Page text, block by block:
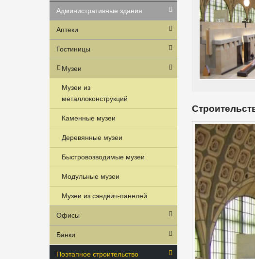
Административные здания
Аптеки
Гостиницы
Музеи
Музеи из
металлоконструкций
Каменные музеи
Деревянные музеи
Быстровозводимые музеи
Модульные музеи
Музеи из сэндвич-панелей
Офисы
Банки
Поэтапное строительство